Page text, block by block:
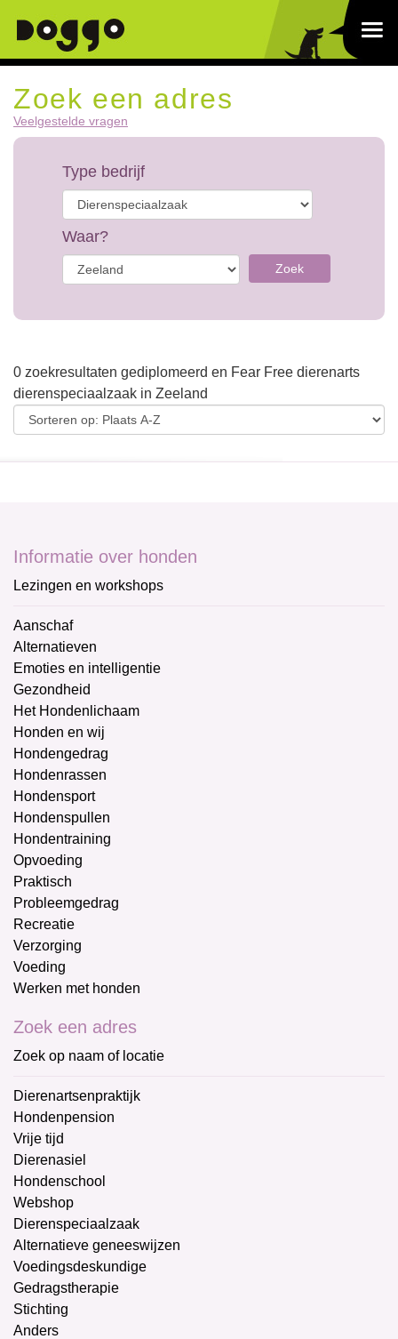
Zoek een adres
Veelgestelde vragen
Type bedrijf
Waar?
Zoek
0 zoekresultaten gediplomeerd en Fear Free dierenarts
dierenspeciaalzaak in Zeeland
Informatie over honden
Lezingen en workshops
Aanschaf
Alternatieven
Emoties en intelligentie
Gezondheid
Het Hondenlichaam
Honden en wij
Hondengedrag
Hondenrassen
Hondensport
Hondenspullen
Hondentraining
Opvoeding
Praktisch
Probleemgedrag
Recreatie
Verzorging
Voeding
Werken met honden
Zoek een adres
Zoek op naam of locatie
Dierenartsenpraktijk
Hondenpension
Vrije tijd
Dierenasiel
Hondenschool
Webshop
Dierenspeciaalzaak
Alternatieve geneeswijzen
Voedingsdeskundige
Gedragstherapie
Stichting
Anders